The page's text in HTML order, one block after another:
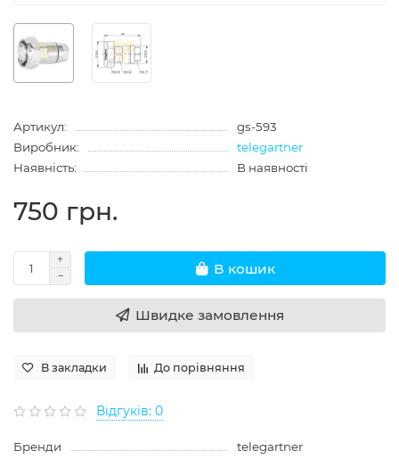
Артикул:
gs-593
Виробник:
telegartner
Наявність:
В наявності
750 грн.
В кошик
Швидке замовлення
В закладки До порівняння
Відгуків: 0
Бренди
telegartner